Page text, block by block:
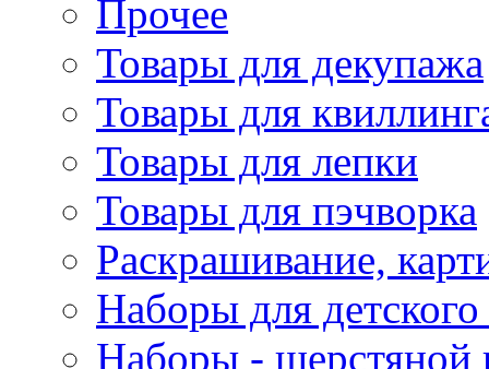
Прочее
Товары для декупажа
Товары для
Товары для лепки
Товары для пэчворка
Раскрашивание,
Наборы для
Наборы - шерстяной